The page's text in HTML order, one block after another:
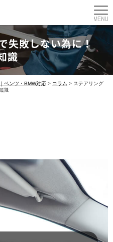
失敗しない為に！
識
ベンツ・BMW対応 > コラム > ステアリング
識